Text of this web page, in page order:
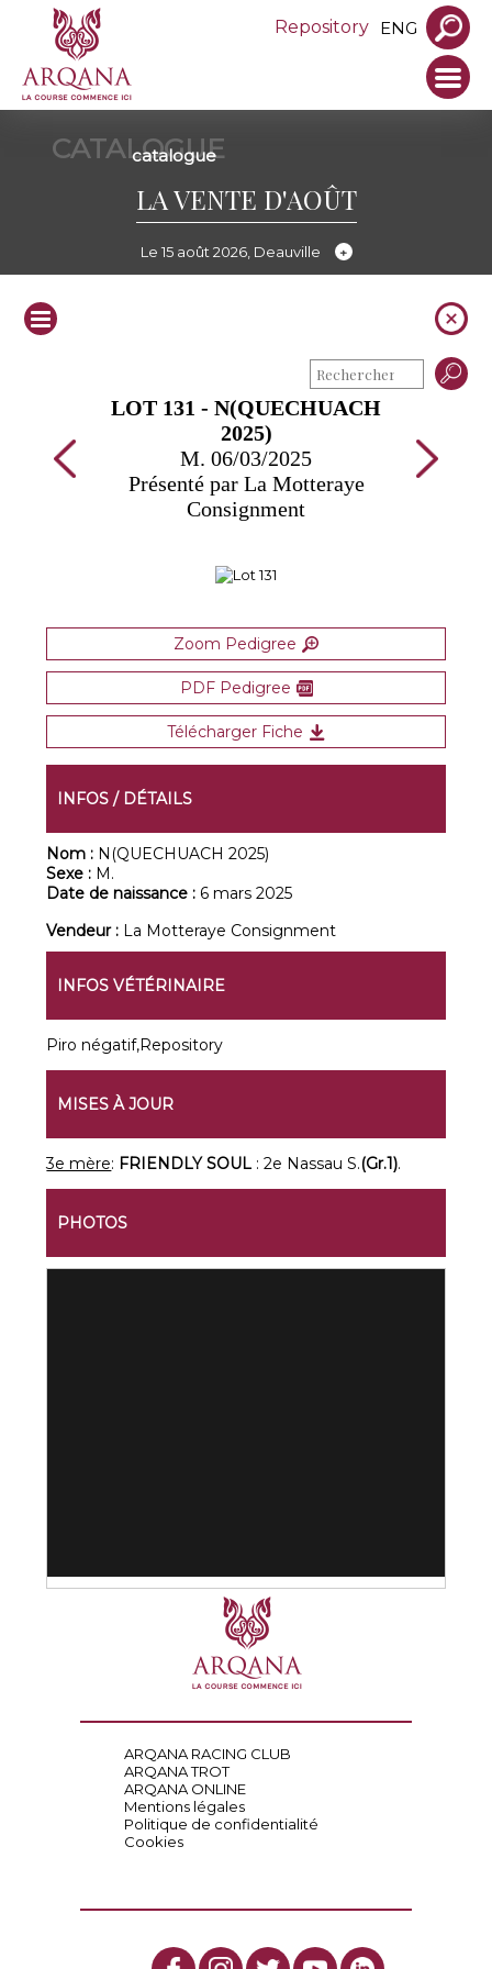
Repository ENG
CATALOGUE
catalogue
LA VENTE D'AOÛT
Le 15 août 2026, Deauville
LOT 131 - N(QUECHUACH
2025)
M. 06/03/2025
Présenté par La Motteraye
Consignment
Zoom Pedigree
PDF Pedigree
Télécharger Fiche
INFOS / DÉTAILS
Nom : N(QUECHUACH 2025)
Sexe : M.
Date de naissance : 6 mars 2025
Vendeur : La Motteraye Consignment
INFOS VÉTÉRINAIRE
Piro négatif,Repository
MISES À JOUR
3e mère: FRIENDLY SOUL : 2e Nassau S.(Gr.1).
PHOTOS
ARQANA RACING CLUB
ARQANA TROT
ARQANA ONLINE
Mentions légales
Politique de confidentialité
Cookies